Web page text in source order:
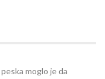
moglo je da